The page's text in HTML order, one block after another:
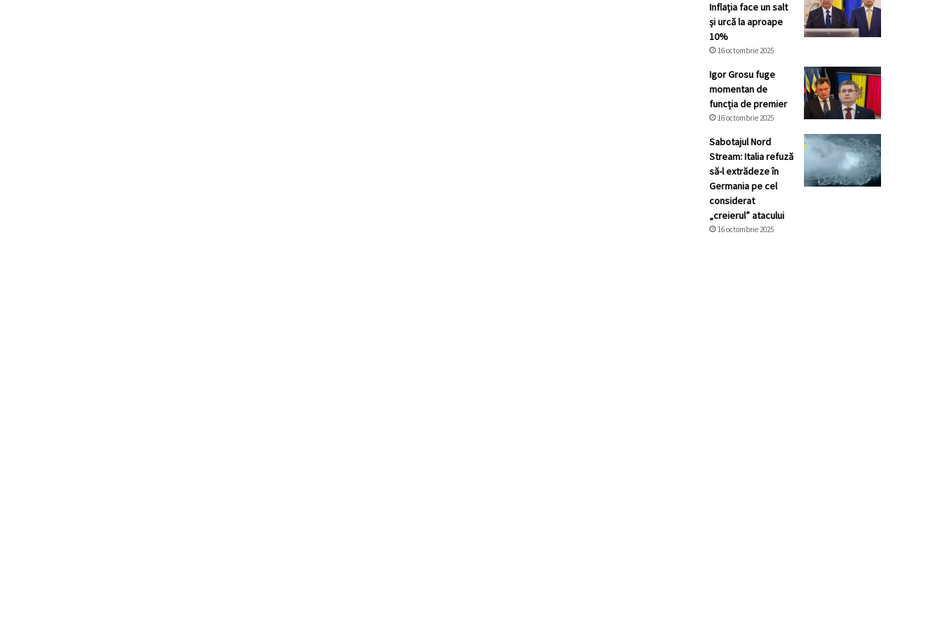
Inflația face un salt
și urcă la aproape
10%
16 octombrie 2025
Igor Grosu fuge
momentan de
funcția de premier
16 octombrie 2025
Sabotajul Nord
Stream: Italia refuză
să-l extrădeze în
Germania pe cel
considerat
„creierul” atacului
16 octombrie 2025